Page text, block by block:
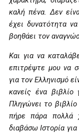
καλή πένα. Δεν
έχει δυνατότητα
βοηθάει τον
Και για να
επιτρέψτε μου να
για τον Ελληνισμό
κανείς ένα βιβλίο
Πληγώνει το
πήρε πάρα πολλά
διαβάσω Ιστορία